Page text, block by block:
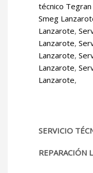
técnico
Smeg
Lanzarote,
Lanzarote,
Lanzarote,
Lanzarote,
Lanzarote,
SERVICIO
REPARACIÓN